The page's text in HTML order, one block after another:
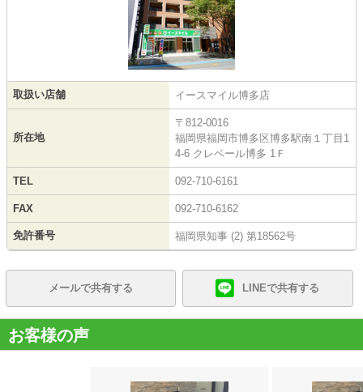
取扱い店舗 イースマイル博多店
所在地
〒812-0016
福岡県福岡市博多区博多駅南１丁目1
4-6 クレベール博多 1Ｆ
TEL 092-710-6161
FAX 092-710-6162
免許番号 福岡県知事 (2) 第18562号
メールで共有する LINEで共有する
お客様の声